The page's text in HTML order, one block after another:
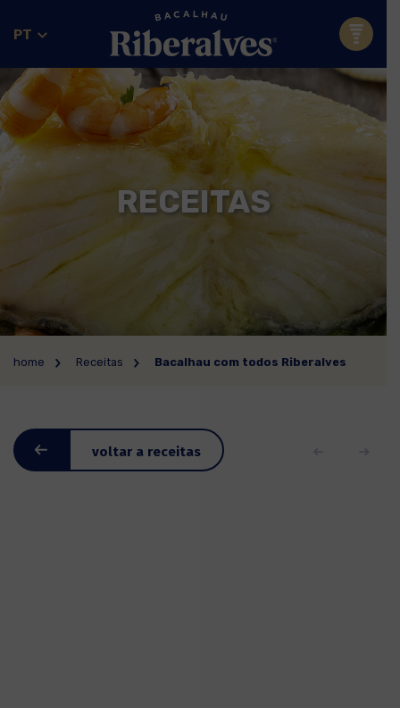
PT
RECEITAS
home Receitas Bacalhau com todos Riberalves
voltar a receitas